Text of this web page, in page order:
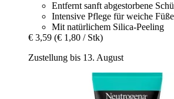
Entfernt sanft abgestorbene
Intensive Pflege für weiche Füße
Mit natürlichem Silica-Peeling
€ 3,59 (€ 1,80 / Stk)
Zustellung bis 13. August